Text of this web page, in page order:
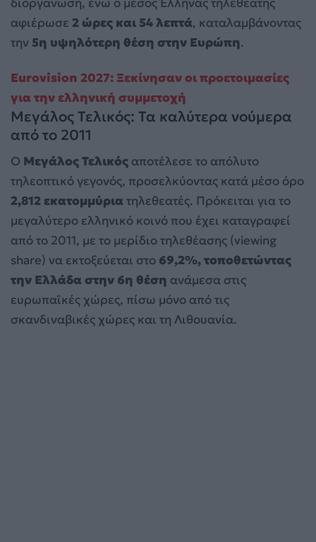
αφιέρωσε 2 ώρες και 54 λεπτά, καταλαμβάνοντας
την 5η υψηλότερη θέση στην Ευρώπη.
Eurovision 2027: Ξεκίνησαν οι προετοιμασίες
για την ελληνική συμμετοχή
Μεγάλος Τελικός: Τα καλύτερα νούμερα
από το 2011
Ο Μεγάλος Τελικός αποτέλεσε το απόλυτο
τηλεοπτικό γεγονός, προσελκύοντας κατά μέσο όρο
2,812 εκατομμύρια τηλεθεατές. Πρόκειται για το
μεγαλύτερο ελληνικό κοινό που έχει καταγραφεί
από το 2011, με το μερίδιο τηλεθέασης (viewing
share) να εκτοξεύεται στο 69,2%, τοποθετώντας
την Ελλάδα στην 6η θέση ανάμεσα στις
ευρωπαϊκές χώρες, πίσω μόνο από τις
σκανδιναβικές χώρες και τη Λιθουανία.